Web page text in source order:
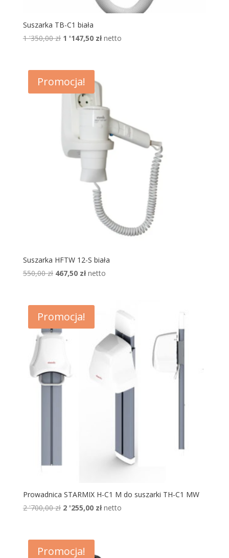
Suszarka TB-C1 biała
1 '350,00zł Pierwotna
1
'350,00 zł.
1 '147,50 złAktualna
'147,50 zł.
netto
Promocja!
Suszarka HFTW 12-S biała
550,00zł Pierwotna
550,00 zł.
467,50 złAktualna
467,50 zł.
netto
Promocja!
Prowadnica STARMIX H-C1 M do suszarki TH-C1 MW
2 '700,00zł Pierwotna
2
'700,00 zł.
2 '255,00 złAktualna
netto
Promocja!